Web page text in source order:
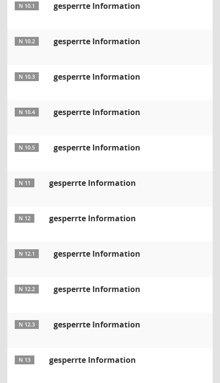
N 10.1 gesperrte Information
N 10.2 gesperrte Information
N 10.3 gesperrte Information
N 10.4 gesperrte Information
N 10.5 gesperrte Information
N 11 gesperrte Information
N 12 gesperrte Information
N 12.1 gesperrte Information
N 12.2 gesperrte Information
N 12.3 gesperrte Information
N 13 gesperrte Information